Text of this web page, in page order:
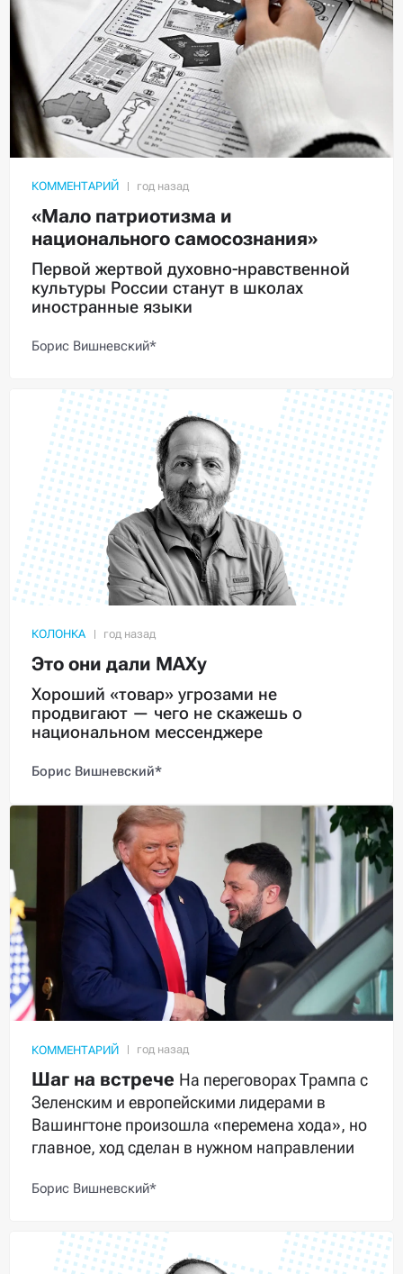
КОММЕНТАРИЙ
«Мало патриотизма и
национального самосознания»
Первой жертвой духовно-нравственной
культуры России станут в школах
иностранные языки
Борис Вишневский*
КОЛОНКА
Это они дали МАХу
Хороший «товар» угрозами не
продвигают — чего не скажешь о
национальном мессенджере
Борис Вишневский*
КОММЕНТАРИЙ
Шаг на встрече На переговорах Трампа с
Зеленским и европейскими лидерами в
Вашингтоне произошла «перемена хода», но
главное, ход сделан в нужном направлении
Борис Вишневский*